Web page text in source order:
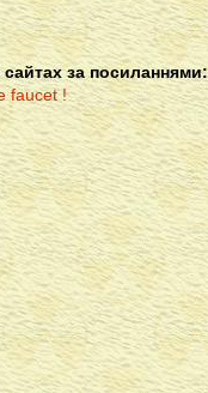
за посиланнями: